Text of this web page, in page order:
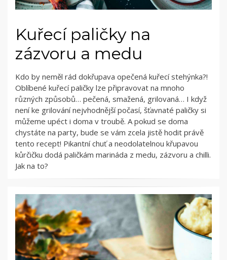
Kuřecí paličky na
zázvoru a medu
Kdo by neměl rád dokřupava opečená kuřecí stehýnka?!
Oblíbené kuřecí paličky lze připravovat na mnoho
různých způsobů… pečená, smažená, grilovaná… I když
není ke grilování nejvhodnější počasí, šťavnaté paličky si
můžeme upéct i doma v troubě. A pokud se doma
chystáte na party, bude se vám zcela jistě hodit právě
tento recept! Pikantní chuť a neodolatelnou křupavou
kůrčičku dodá paličkám marináda z medu, zázvoru a chilli.
Jak na to?